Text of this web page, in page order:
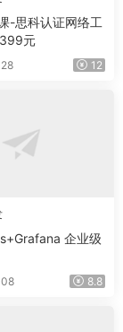
-思科认证网络工
元
12
企业级
8.8